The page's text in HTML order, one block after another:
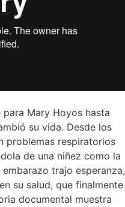
Mary Hoyos hasta
su vida. Desde los
problemas respiratorios
de una niñez como la
trajo esperanza,
su salud, que finalmente
documental muestra